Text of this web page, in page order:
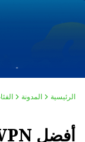
الرئيسية المدونة